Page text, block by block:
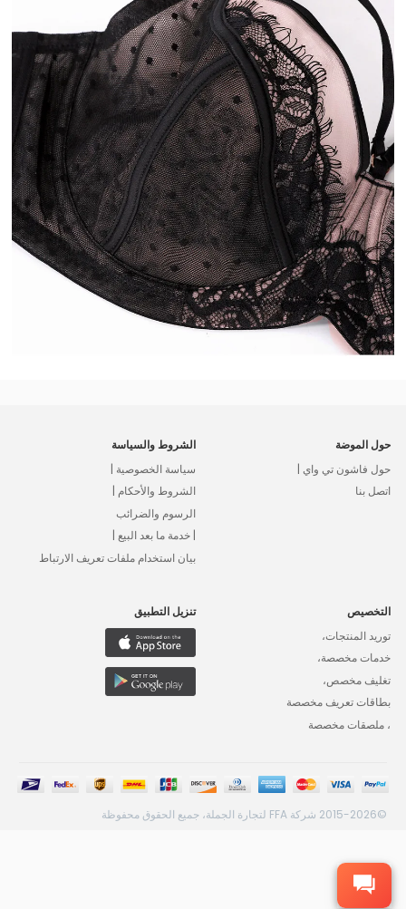
حول الموضة
حول فاشون تي واي |
اتصل بنا
الشروط والسياسة
سياسة الخصوصية |
الشروط والأحكام |
الرسوم والضرائب
| خدمة ما بعد البيع |
بيان استخدام ملفات تعريف الارتباط
التخصيص
توريد المنتجات،
خدمات مخصصة،
تغليف مخصص،
بطاقات تعريف مخصصة
، ملصقات مخصصة
تنزيل التطبيق
©2015-2026 شركة FFA لتجارة الجملة، جميع الحقوق محفوظة